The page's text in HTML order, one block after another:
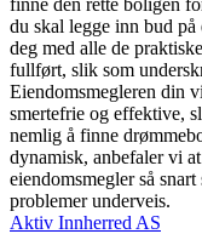
du skal legge inn bud
deg med alle de
fullført, slik som
Eiendomsmegleren din
smertefrie og effektive,
nemlig å finne
dynamisk, anbefaler vi
eiendomsmegler så
problemer underveis.
Aktiv Innherred AS